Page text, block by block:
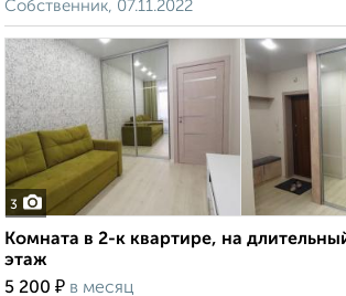
Собственник, 07.11.2022
3
Комната в 2-к квартире, на
этаж
5 200 ₽ в месяц